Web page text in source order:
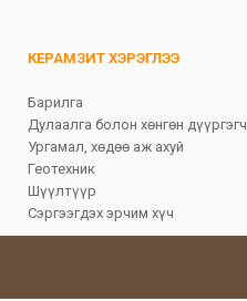
КЕРАМЗИТ ХЭРЭГЛЭЭ
Барилга
Дулаалга болон хөнгөн дүүргэгч
Ургамал, хөдөө аж ахуй
Геотехник
Шүүлтүүр
Сэргээгдэх эрчим хүч